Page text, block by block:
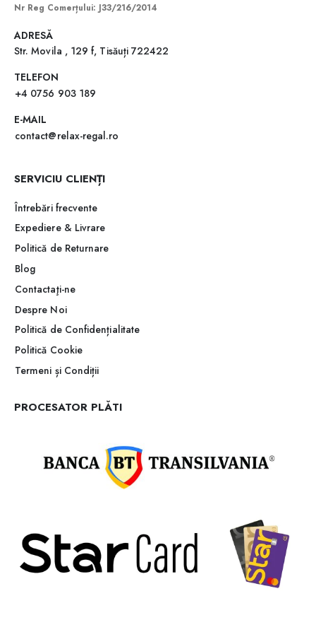
Nr Reg Comerțului: J33/216/2014
ADRESĂ
Str. Movila , 129 f, Tisăuți 722422
TELEFON
+4 0756 903 189
E-MAIL
contact@relax-regal.ro
SERVICIU CLIENȚI
Întrebări frecvente
Expediere & Livrare
Politică de Returnare
Blog
Contactaţi-ne
Despre Noi
Politică de Confidențialitate
Politică Cookie
Termeni și Condiții
PROCESATOR PLĂTI